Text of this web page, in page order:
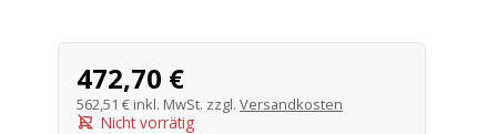
Produktangebot
472,70 €
562,51 € inkl. MwSt. zzgl. Versandkosten
Nicht vorrätig